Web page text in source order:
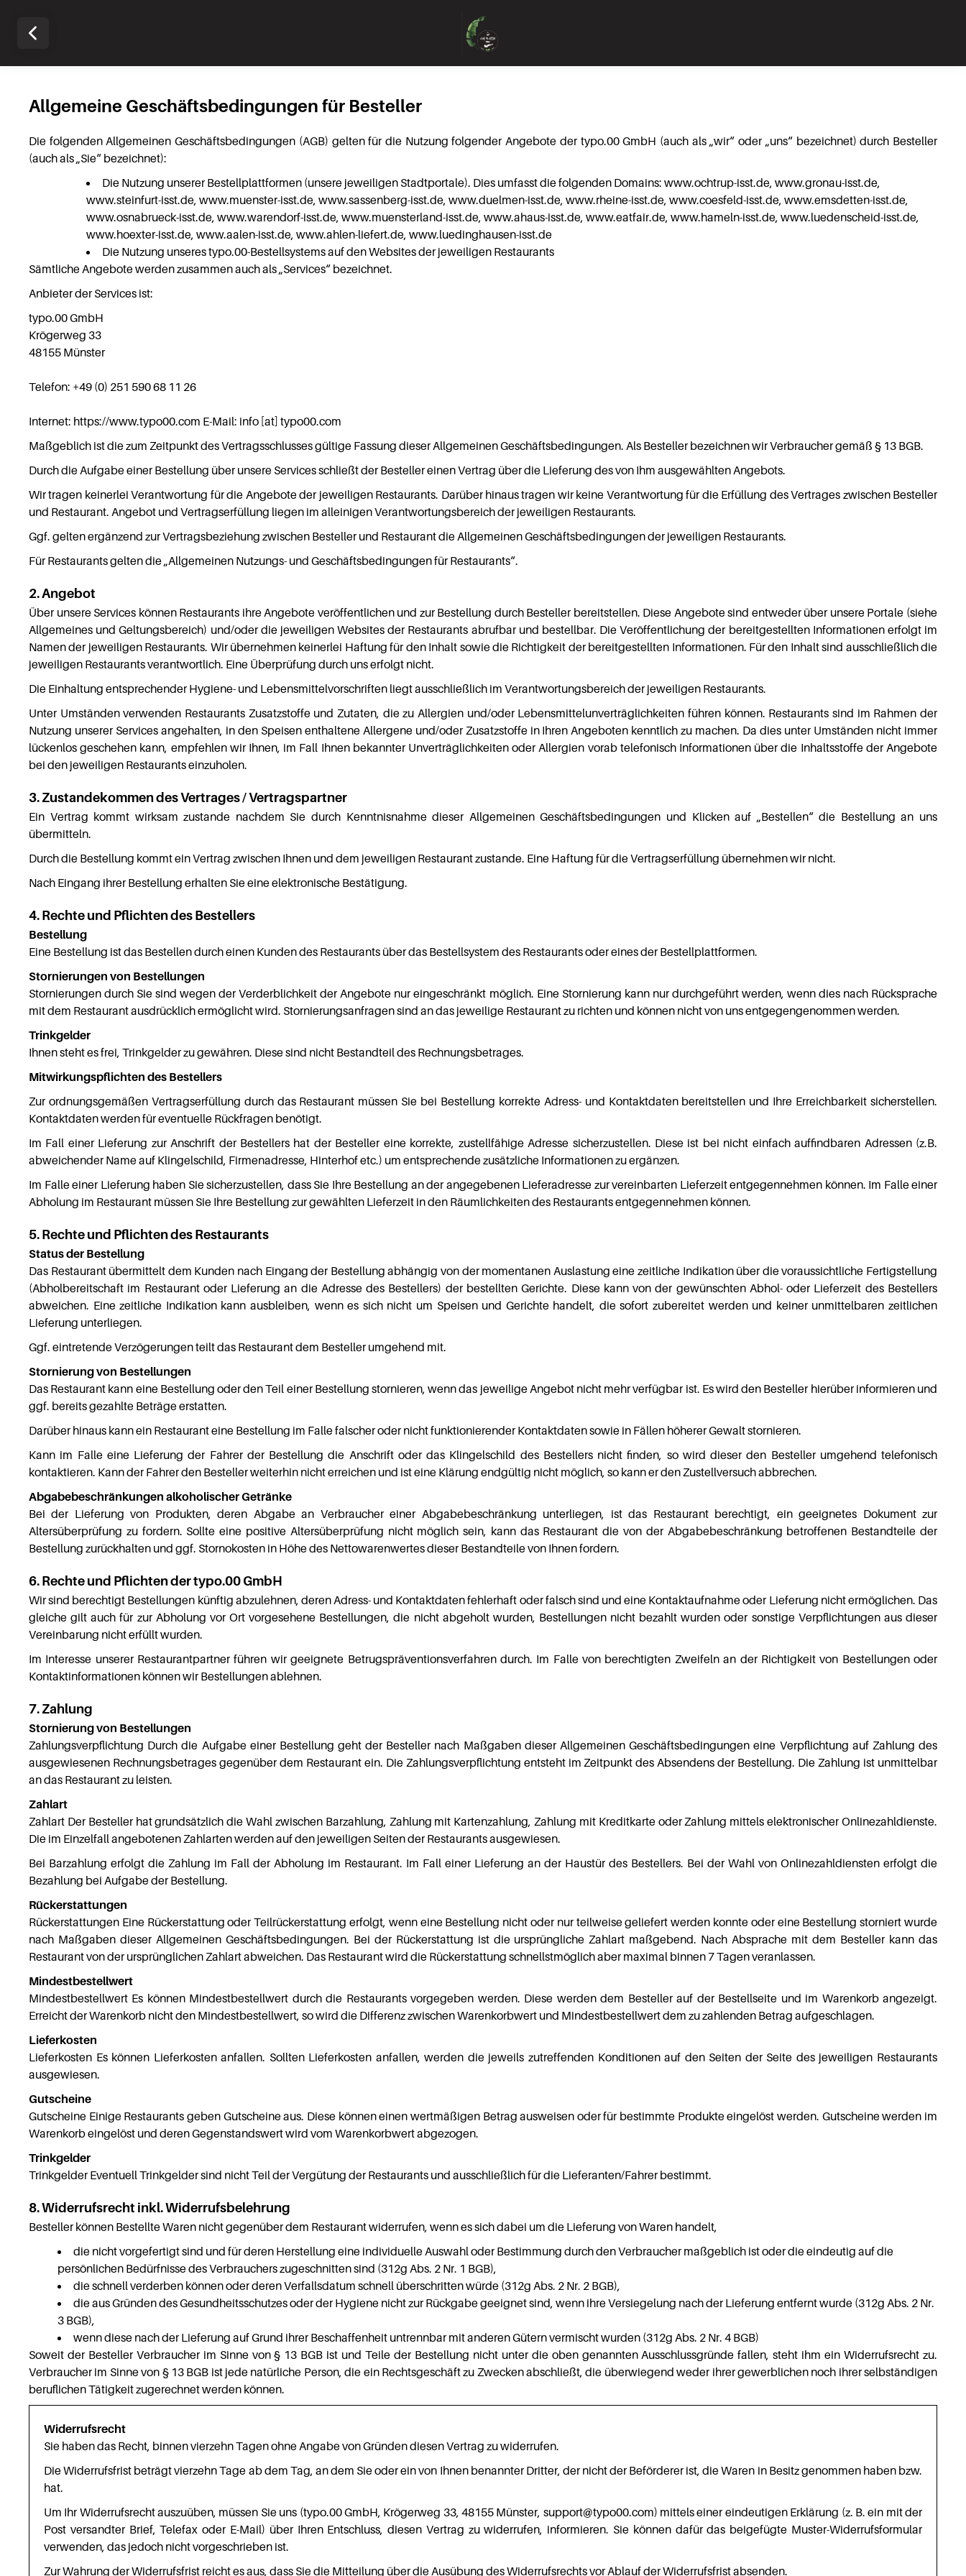
Allgemeine Geschäftsbedingungen für Besteller
Die folgenden Allgemeinen Geschäftsbedingungen (AGB) gelten für die Nutzung folgender Angebote der typo.00 GmbH (auch als „wir“ oder „uns“ bezeichnet) durch Besteller
(auch als „Sie“ bezeichnet):
Die Nutzung unserer Bestellplattformen (unsere jeweiligen Stadtportale). Dies umfasst die folgenden Domains: www.ochtrup-isst.de, www.gronau-isst.de,
www.steinfurt-isst.de, www.muenster-isst.de, www.sassenberg-isst.de, www.duelmen-isst.de, www.rheine-isst.de, www.coesfeld-isst.de, www.emsdetten-isst.de,
www.osnabrueck-isst.de, www.warendorf-isst.de, www.muensterland-isst.de, www.ahaus-isst.de, www.eatfair.de, www.hameln-isst.de, www.luedenscheid-isst.de,
www.hoexter-isst.de, www.aalen-isst.de, www.ahlen-liefert.de, www.luedinghausen-isst.de
Die Nutzung unseres typo.00-Bestellsystems auf den Websites der jeweiligen Restaurants
Sämtliche Angebote werden zusammen auch als „Services“ bezeichnet.
Anbieter der Services ist:
typo.00 GmbH
Krögerweg 33
48155 Münster
Telefon: +49 (0) 251 590 68 11 26
Internet: https://www.typo00.com E-Mail: info [at] typo00.com
Maßgeblich ist die zum Zeitpunkt des Vertragsschlusses gültige Fassung dieser Allgemeinen Geschäftsbedingungen. Als Besteller bezeichnen wir Verbraucher gemäß § 13 BGB.
Durch die Aufgabe einer Bestellung über unsere Services schließt der Besteller einen Vertrag über die Lieferung des von Ihm ausgewählten Angebots.
Wir tragen keinerlei Verantwortung für die Angebote der jeweiligen Restaurants. Darüber hinaus tragen wir keine Verantwortung für die Erfüllung des Vertrages zwischen Besteller
und Restaurant. Angebot und Vertragserfüllung liegen im alleinigen Verantwortungsbereich der jeweiligen Restaurants.
Ggf. gelten ergänzend zur Vertragsbeziehung zwischen Besteller und Restaurant die Allgemeinen Geschäftsbedingungen der jeweiligen Restaurants.
Für Restaurants gelten die „Allgemeinen Nutzungs- und Geschäftsbedingungen für Restaurants“.
2. Angebot
Über unsere Services können Restaurants ihre Angebote veröffentlichen und zur Bestellung durch Besteller bereitstellen. Diese Angebote sind entweder über unsere Portale (siehe
Allgemeines und Geltungsbereich) und/oder die jeweiligen Websites der Restaurants abrufbar und bestellbar. Die Veröffentlichung der bereitgestellten Informationen erfolgt im
Namen der jeweiligen Restaurants. Wir übernehmen keinerlei Haftung für den Inhalt sowie die Richtigkeit der bereitgestellten Informationen. Für den Inhalt sind ausschließlich die
jeweiligen Restaurants verantwortlich. Eine Überprüfung durch uns erfolgt nicht.
Die Einhaltung entsprechender Hygiene- und Lebensmittelvorschriften liegt ausschließlich im Verantwortungsbereich der jeweiligen Restaurants.
Unter Umständen verwenden Restaurants Zusatzstoffe und Zutaten, die zu Allergien und/oder Lebensmittelunverträglichkeiten führen können. Restaurants sind im Rahmen der
Nutzung unserer Services angehalten, in den Speisen enthaltene Allergene und/oder Zusatzstoffe in Ihren Angeboten kenntlich zu machen. Da dies unter Umständen nicht immer
lückenlos geschehen kann, empfehlen wir Ihnen, im Fall Ihnen bekannter Unverträglichkeiten oder Allergien vorab telefonisch Informationen über die Inhaltsstoffe der Angebote
bei den jeweiligen Restaurants einzuholen.
3. Zustandekommen des Vertrages / Vertragspartner
Ein Vertrag kommt wirksam zustande nachdem Sie durch Kenntnisnahme dieser Allgemeinen Geschäftsbedingungen und Klicken auf „Bestellen“ die Bestellung an uns
übermitteln.
Durch die Bestellung kommt ein Vertrag zwischen Ihnen und dem jeweiligen Restaurant zustande. Eine Haftung für die Vertragserfüllung übernehmen wir nicht.
Nach Eingang ihrer Bestellung erhalten Sie eine elektronische Bestätigung.
4. Rechte und Pflichten des Bestellers
Bestellung
Eine Bestellung ist das Bestellen durch einen Kunden des Restaurants über das Bestellsystem des Restaurants oder eines der Bestellplattformen.
Stornierungen von Bestellungen
Stornierungen durch Sie sind wegen der Verderblichkeit der Angebote nur eingeschränkt möglich. Eine Stornierung kann nur durchgeführt werden, wenn dies nach Rücksprache
mit dem Restaurant ausdrücklich ermöglicht wird. Stornierungsanfragen sind an das jeweilige Restaurant zu richten und können nicht von uns entgegengenommen werden.
Trinkgelder
Ihnen steht es frei, Trinkgelder zu gewähren. Diese sind nicht Bestandteil des Rechnungsbetrages.
Mitwirkungspflichten des Bestellers
Zur ordnungsgemäßen Vertragserfüllung durch das Restaurant müssen Sie bei Bestellung korrekte Adress- und Kontaktdaten bereitstellen und Ihre Erreichbarkeit sicherstellen.
Kontaktdaten werden für eventuelle Rückfragen benötigt.
Im Fall einer Lieferung zur Anschrift der Bestellers hat der Besteller eine korrekte, zustellfähige Adresse sicherzustellen. Diese ist bei nicht einfach auffindbaren Adressen (z.B.
abweichender Name auf Klingelschild, Firmenadresse, Hinterhof etc.) um entsprechende zusätzliche Informationen zu ergänzen.
Im Falle einer Lieferung haben Sie sicherzustellen, dass Sie Ihre Bestellung an der angegebenen Lieferadresse zur vereinbarten Lieferzeit entgegennehmen können. Im Falle einer
Abholung im Restaurant müssen Sie Ihre Bestellung zur gewählten Lieferzeit in den Räumlichkeiten des Restaurants entgegennehmen können.
5. Rechte und Pflichten des Restaurants
Status der Bestellung
Das Restaurant übermittelt dem Kunden nach Eingang der Bestellung abhängig von der momentanen Auslastung eine zeitliche Indikation über die voraussichtliche Fertigstellung
(Abholbereitschaft im Restaurant oder Lieferung an die Adresse des Bestellers) der bestellten Gerichte. Diese kann von der gewünschten Abhol- oder Lieferzeit des Bestellers
abweichen. Eine zeitliche Indikation kann ausbleiben, wenn es sich nicht um Speisen und Gerichte handelt, die sofort zubereitet werden und keiner unmittelbaren zeitlichen
Lieferung unterliegen.
Ggf. eintretende Verzögerungen teilt das Restaurant dem Besteller umgehend mit.
Stornierung von Bestellungen
Das Restaurant kann eine Bestellung oder den Teil einer Bestellung stornieren, wenn das jeweilige Angebot nicht mehr verfügbar ist. Es wird den Besteller hierüber informieren und
ggf. bereits gezahlte Beträge erstatten.
Darüber hinaus kann ein Restaurant eine Bestellung im Falle falscher oder nicht funktionierender Kontaktdaten sowie in Fällen höherer Gewalt stornieren.
Kann im Falle eine Lieferung der Fahrer der Bestellung die Anschrift oder das Klingelschild des Bestellers nicht finden, so wird dieser den Besteller umgehend telefonisch
kontaktieren. Kann der Fahrer den Besteller weiterhin nicht erreichen und ist eine Klärung endgültig nicht möglich, so kann er den Zustellversuch abbrechen.
Abgabebeschränkungen alkoholischer Getränke
Bei der Lieferung von Produkten, deren Abgabe an Verbraucher einer Abgabebeschränkung unterliegen, ist das Restaurant berechtigt, ein geeignetes Dokument zur
Altersüberprüfung zu fordern. Sollte eine positive Altersüberprüfung nicht möglich sein, kann das Restaurant die von der Abgabebeschränkung betroffenen Bestandteile der
Bestellung zurückhalten und ggf. Stornokosten in Höhe des Nettowarenwertes dieser Bestandteile von Ihnen fordern.
6. Rechte und Pflichten der typo.00 GmbH
Wir sind berechtigt Bestellungen künftig abzulehnen, deren Adress- und Kontaktdaten fehlerhaft oder falsch sind und eine Kontaktaufnahme oder Lieferung nicht ermöglichen. Das
gleiche gilt auch für zur Abholung vor Ort vorgesehene Bestellungen, die nicht abgeholt wurden, Bestellungen nicht bezahlt wurden oder sonstige Verpflichtungen aus dieser
Vereinbarung nicht erfüllt wurden.
Im Interesse unserer Restaurantpartner führen wir geeignete Betrugspräventionsverfahren durch. Im Falle von berechtigten Zweifeln an der Richtigkeit von Bestellungen oder
Kontaktinformationen können wir Bestellungen ablehnen.
7. Zahlung
Stornierung von Bestellungen
Zahlungsverpflichtung Durch die Aufgabe einer Bestellung geht der Besteller nach Maßgaben dieser Allgemeinen Geschäftsbedingungen eine Verpflichtung auf Zahlung des
ausgewiesenen Rechnungsbetrages gegenüber dem Restaurant ein. Die Zahlungsverpflichtung entsteht im Zeitpunkt des Absendens der Bestellung. Die Zahlung ist unmittelbar
an das Restaurant zu leisten.
Zahlart
Zahlart Der Besteller hat grundsätzlich die Wahl zwischen Barzahlung, Zahlung mit Kartenzahlung, Zahlung mit Kreditkarte oder Zahlung mittels elektronischer Onlinezahldienste.
Die im Einzelfall angebotenen Zahlarten werden auf den jeweiligen Seiten der Restaurants ausgewiesen.
Bei Barzahlung erfolgt die Zahlung im Fall der Abholung im Restaurant. Im Fall einer Lieferung an der Haustür des Bestellers. Bei der Wahl von Onlinezahldiensten erfolgt die
Bezahlung bei Aufgabe der Bestellung.
Rückerstattungen
Rückerstattungen Eine Rückerstattung oder Teilrückerstattung erfolgt, wenn eine Bestellung nicht oder nur teilweise geliefert werden konnte oder eine Bestellung storniert wurde
nach Maßgaben dieser Allgemeinen Geschäftsbedingungen. Bei der Rückerstattung ist die ursprüngliche Zahlart maßgebend. Nach Absprache mit dem Besteller kann das
Restaurant von der ursprünglichen Zahlart abweichen. Das Restaurant wird die Rückerstattung schnellstmöglich aber maximal binnen 7 Tagen veranlassen.
Mindestbestellwert
Mindestbestellwert Es können Mindestbestellwert durch die Restaurants vorgegeben werden. Diese werden dem Besteller auf der Bestellseite und im Warenkorb angezeigt.
Erreicht der Warenkorb nicht den Mindestbestellwert, so wird die Differenz zwischen Warenkorbwert und Mindestbestellwert dem zu zahlenden Betrag aufgeschlagen.
Lieferkosten
Lieferkosten Es können Lieferkosten anfallen. Sollten Lieferkosten anfallen, werden die jeweils zutreffenden Konditionen auf den Seiten der Seite des jeweiligen Restaurants
ausgewiesen.
Gutscheine
Gutscheine Einige Restaurants geben Gutscheine aus. Diese können einen wertmäßigen Betrag ausweisen oder für bestimmte Produkte eingelöst werden. Gutscheine werden im
Warenkorb eingelöst und deren Gegenstandswert wird vom Warenkorbwert abgezogen.
Trinkgelder
Trinkgelder Eventuell Trinkgelder sind nicht Teil der Vergütung der Restaurants und ausschließlich für die Lieferanten/Fahrer bestimmt.
8. Widerrufsrecht inkl. Widerrufsbelehrung
Besteller können Bestellte Waren nicht gegenüber dem Restaurant widerrufen, wenn es sich dabei um die Lieferung von Waren handelt,
die nicht vorgefertigt sind und für deren Herstellung eine individuelle Auswahl oder Bestimmung durch den Verbraucher maßgeblich ist oder die eindeutig auf die
persönlichen Bedürfnisse des Verbrauchers zugeschnitten sind (312g Abs. 2 Nr. 1 BGB),
die schnell verderben können oder deren Verfallsdatum schnell überschritten würde (312g Abs. 2 Nr. 2 BGB),
die aus Gründen des Gesundheitsschutzes oder der Hygiene nicht zur Rückgabe geeignet sind, wenn ihre Versiegelung nach der Lieferung entfernt wurde (312g Abs. 2 Nr.
3 BGB),
wenn diese nach der Lieferung auf Grund ihrer Beschaffenheit untrennbar mit anderen Gütern vermischt wurden (312g Abs. 2 Nr. 4 BGB)
Soweit der Besteller Verbraucher im Sinne von § 13 BGB ist und Teile der Bestellung nicht unter die oben genannten Ausschlussgründe fallen, steht ihm ein Widerrufsrecht zu.
Verbraucher im Sinne von § 13 BGB ist jede natürliche Person, die ein Rechtsgeschäft zu Zwecken abschließt, die überwiegend weder ihrer gewerblichen noch ihrer selbständigen
beruflichen Tätigkeit zugerechnet werden können.
Widerrufsrecht
Sie haben das Recht, binnen vierzehn Tagen ohne Angabe von Gründen diesen Vertrag zu widerrufen.
Die Widerrufsfrist beträgt vierzehn Tage ab dem Tag, an dem Sie oder ein von Ihnen benannter Dritter, der nicht der Beförderer ist, die Waren in Besitz genommen haben bzw.
hat.
Um Ihr Widerrufsrecht auszuüben, müssen Sie uns (typo.00 GmbH, Krögerweg 33, 48155 Münster, support@typo00.com) mittels einer eindeutigen Erklärung (z. B. ein mit der
Post versandter Brief, Telefax oder E-Mail) über Ihren Entschluss, diesen Vertrag zu widerrufen, informieren. Sie können dafür das beigefügte Muster-Widerrufsformular
verwenden, das jedoch nicht vorgeschrieben ist.
Zur Wahrung der Widerrufsfrist reicht es aus, dass Sie die Mitteilung über die Ausübung des Widerrufsrechts vor Ablauf der Widerrufsfrist absenden.